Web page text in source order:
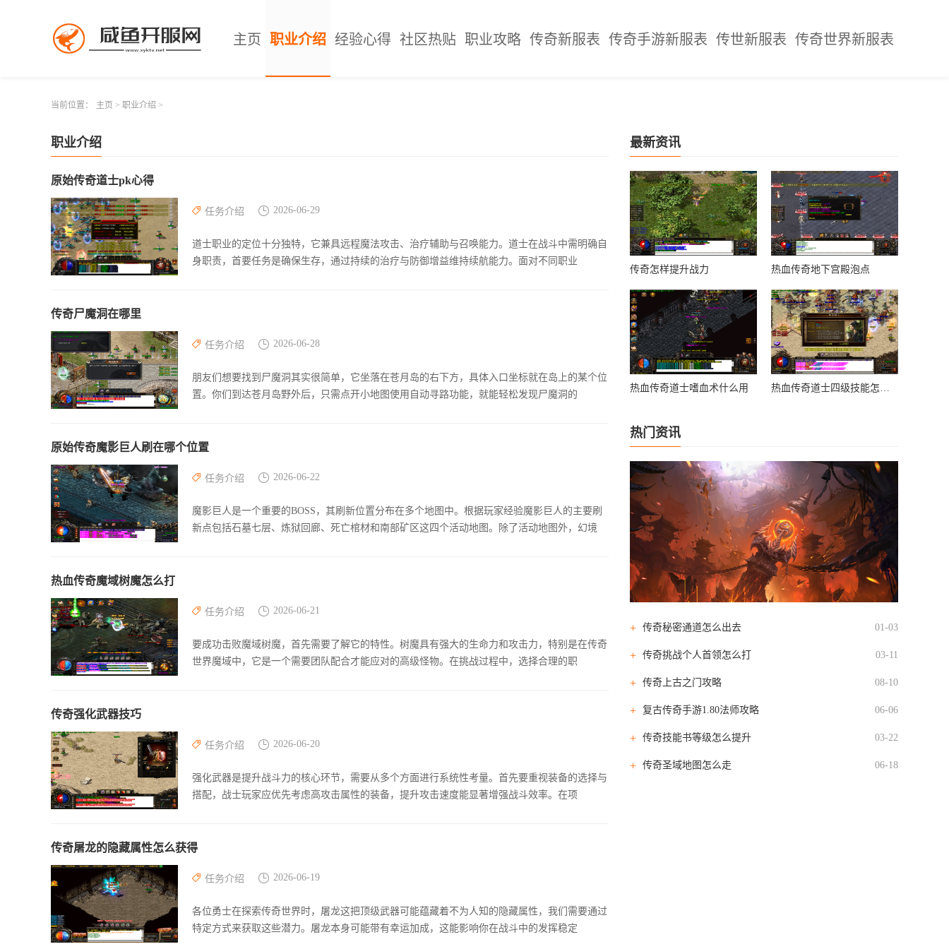
主页 职业介绍 经验心得 社区热贴 职业攻略 传奇新服表 传奇手游新服表 传世新服表 传奇世界新服表
当前位置： 主页 > 职业介绍 >
职业介绍
原始传奇道士pk心得
任务介绍 2026-06-29
道士职业的定位十分独特，它兼具远程魔法攻击、治疗辅助与召唤能力。道士在战斗中需明确自
身职责，首要任务是确保生存，通过持续的治疗与防御增益维持续航能力。面对不同职业
传奇尸魔洞在哪里
任务介绍 2026-06-28
朋友们想要找到尸魔洞其实很简单，它坐落在苍月岛的右下方，具体入口坐标就在岛上的某个位
置。你们到达苍月岛野外后，只需点开小地图使用自动寻路功能，就能轻松发现尸魔洞的
原始传奇魔影巨人刷在哪个位置
任务介绍 2026-06-22
魔影巨人是一个重要的BOSS，其刷新位置分布在多个地图中。根据玩家经验魔影巨人的主要刷
新点包括石墓七层、炼狱回廊、死亡棺材和南部矿区这四个活动地图。除了活动地图外，幻境
热血传奇魔域树魔怎么打
任务介绍 2026-06-21
要成功击败魔域树魔，首先需要了解它的特性。树魔具有强大的生命力和攻击力，特别是在传奇
世界魔域中，它是一个需要团队配合才能应对的高级怪物。在挑战过程中，选择合理的职
传奇强化武器技巧
任务介绍 2026-06-20
强化武器是提升战斗力的核心环节，需要从多个方面进行系统性考量。首先要重视装备的选择与
搭配，战士玩家应优先考虑高攻击属性的装备，提升攻击速度能显著增强战斗效率。在项
传奇屠龙的隐藏属性怎么获得
任务介绍 2026-06-19
各位勇士在探索传奇世界时，屠龙这把顶级武器可能蕴藏着不为人知的隐藏属性，我们需要通过
特定方式来获取这些潜力。屠龙本身可能带有幸运加成，这能影响你在战斗中的发挥稳定
最新资讯
传奇怎样提升战力 热血传奇地下宫殿泡点
热血传奇道士嗜血术什么用 热血传奇道士四级技能怎么学
热门资讯
传奇秘密通道怎么出去 01-03
传奇挑战个人首领怎么打 03-11
传奇上古之门攻略 08-10
复古传奇手游1.80法师攻略 06-06
传奇技能书等级怎么提升 03-22
传奇圣域地图怎么走 06-18